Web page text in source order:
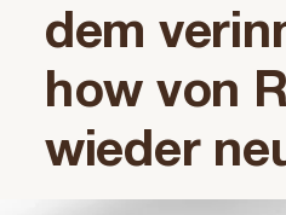
dem
how von
wieder